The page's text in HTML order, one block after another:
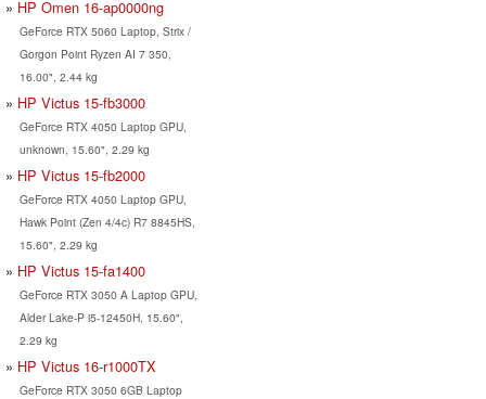
HP Omen 16-ap0000ng
GeForce RTX 5060 Laptop, Strix /
Gorgon Point Ryzen AI 7 350,
16.00", 2.44 kg
HP Victus 15-fb3000
GeForce RTX 4050 Laptop GPU,
unknown, 15.60", 2.29 kg
HP Victus 15-fb2000
GeForce RTX 4050 Laptop GPU,
Hawk Point (Zen 4/4c) R7 8845HS,
15.60", 2.29 kg
HP Victus 15-fa1400
GeForce RTX 3050 A Laptop GPU,
Alder Lake-P i5-12450H, 15.60",
2.29 kg
HP Victus 16-r1000TX
GeForce RTX 3050 6GB Laptop